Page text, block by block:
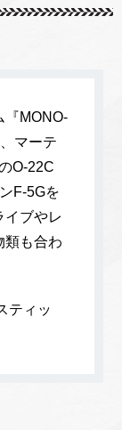
『MONO-
マーテ
O-22C
F-5Gを
イブやレ
類も合わ
ティッ